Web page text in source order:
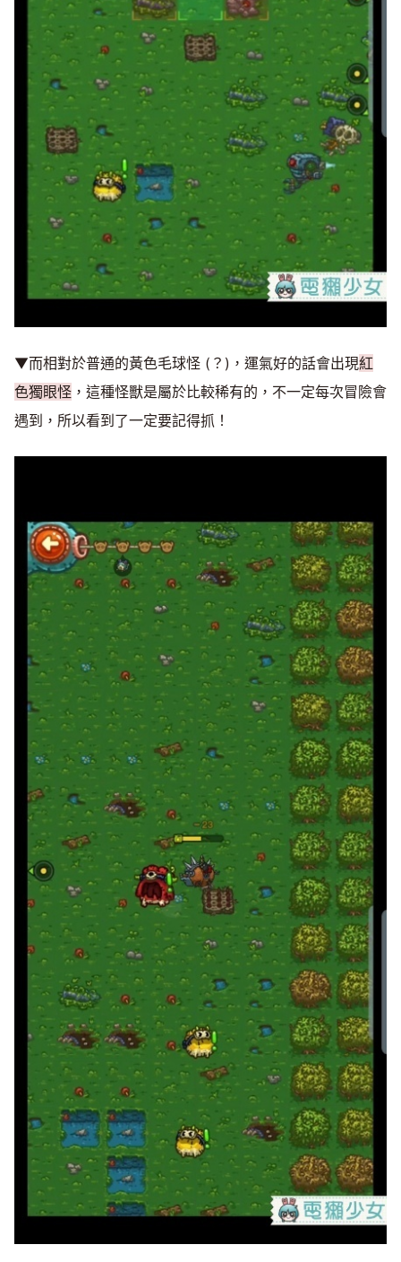
▼而相對於普通的黃色毛球怪 (？)，運氣好的話會出現紅
色獨眼怪 ，這種怪獸是屬於比較稀有的，不一定每次冒險會
遇到，所以看到了一定要記得抓！